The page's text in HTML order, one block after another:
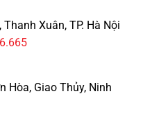
Xuân, TP. Hà Nội
Hòa, Giao Thủy, Ninh